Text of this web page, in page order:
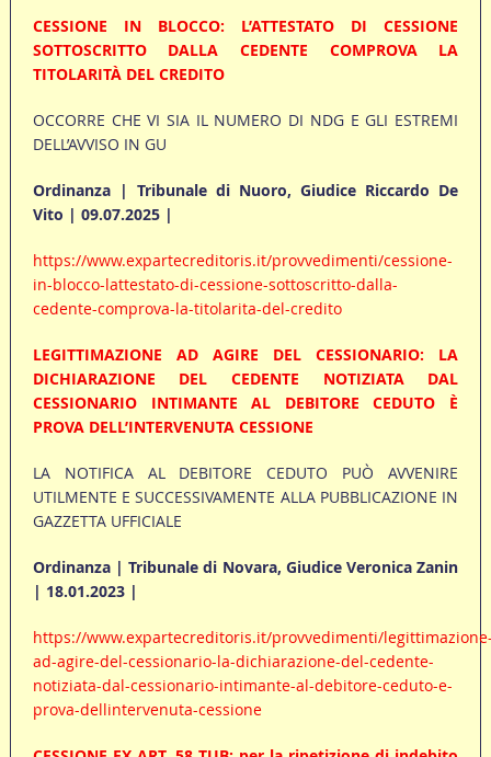
CESSIONE IN BLOCCO: L’ATTESTATO DI CESSIONE
SOTTOSCRITTO DALLA CEDENTE COMPROVA LA
TITOLARITÀ DEL CREDITO
OCCORRE CHE VI SIA IL NUMERO DI NDG E GLI ESTREMI
DELL’AVVISO IN GU
Ordinanza | Tribunale di Nuoro, Giudice Riccardo De
Vito | 09.07.2025 |
https://www.expartecreditoris.it/provvedimenti/cessione-
in-blocco-lattestato-di-cessione-sottoscritto-dalla-
cedente-comprova-la-titolarita-del-credito
LEGITTIMAZIONE AD AGIRE DEL CESSIONARIO: LA
DICHIARAZIONE DEL CEDENTE NOTIZIATA DAL
CESSIONARIO INTIMANTE AL DEBITORE CEDUTO È
PROVA DELL’INTERVENUTA CESSIONE
LA NOTIFICA AL DEBITORE CEDUTO PUÒ AVVENIRE
UTILMENTE E SUCCESSIVAMENTE ALLA PUBBLICAZIONE IN
GAZZETTA UFFICIALE
Ordinanza | Tribunale di Novara, Giudice Veronica Zanin
| 18.01.2023 |
https://www.expartecreditoris.it/provvedimenti/
ad-agire-del-cessionario-la-dichiarazione-del-cedente-
notiziata-dal-cessionario-intimante-al-debitore-ceduto-e-
prova-dellintervenuta-cessione